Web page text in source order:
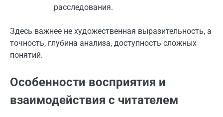
расследования.
Здесь важнее не художественная выразительность, а
точность, глубина анализа, доступность сложных
понятий.
Особенности восприятия и
взаимодействия с читателем